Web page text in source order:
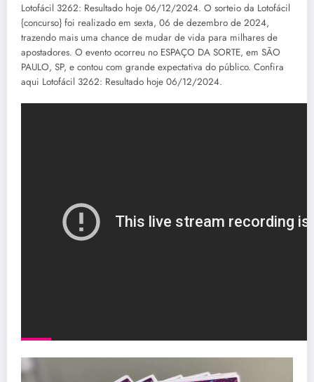
Lotofácil 3262: Resultado hoje 06/12/2024. O sorteio da Lotofácil
{concurso} foi realizado em sexta, 06 de dezembro de 2024,
trazendo mais uma chance de mudar de vida para milhares de
apostadores. O evento ocorreu no ESPAÇO DA SORTE, em SÃO
PAULO, SP, e contou com grande expectativa do público. Confira
aqui Lotofácil 3262: Resultado hoje 06/12/2024.